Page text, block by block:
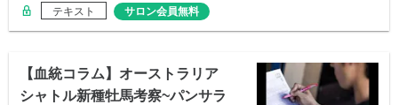
テキスト サロン会員無料
【血統コラム】オーストラリア
シャトル新種牡馬考察~パンサラ